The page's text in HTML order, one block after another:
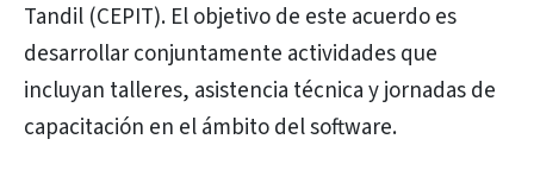
Tandil (CEPIT). El objetivo de este acuerdo es
desarrollar conjuntamente actividades que
incluyan talleres, asistencia técnica y jornadas de
capacitación en el ámbito del software.